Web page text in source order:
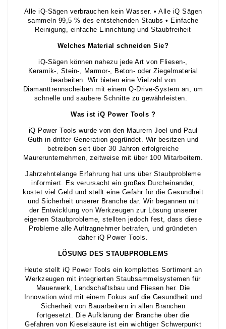
Alle iQ-Sägen verbrauchen kein Wasser. • Alle iQ Sägen
sammeln 99,5 % des entstehenden Staubs • Einfache
Reinigung, einfache Einrichtung und Staubfreiheit
Welches Material schneiden Sie?
iQ-Sägen können nahezu jede Art von Fliesen-,
Keramik-, Stein-, Marmor-, Beton- oder Ziegelmaterial
bearbeiten. Wir bieten eine Vielzahl von
Diamanttrennscheiben mit einem Q-Drive-System an, um
schnelle und saubere Schnitte zu gewährleisten.
Was ist iQ Power Tools ?
iQ Power Tools wurde von den Maurern Joel und Paul
Guth in dritter Generation gegründet. Wir besitzen und
betreiben seit über 30 Jahren erfolgreiche
Maurerunternehmen, zeitweise mit über 100 Mitarbeitern.
Jahrzehntelange Erfahrung hat uns über Staubprobleme
informiert. Es verursacht ein großes Durcheinander,
kostet viel Geld und stellt eine Gefahr für die Gesundheit
und Sicherheit unserer Branche dar. Wir begannen mit
der Entwicklung von Werkzeugen zur Lösung unserer
eigenen Staubprobleme, stellten jedoch fest, dass diese
Probleme alle Auftragnehmer betrafen, und gründeten
daher iQ Power Tools.
LÖSUNG DES STAUBPROBLEMS
Heute stellt iQ Power Tools ein komplettes Sortiment an
Werkzeugen mit integrierten Staubsammelsystemen für
Mauerwerk, Landschaftsbau und Fliesen her. Die
Innovation wird mit einem Fokus auf die Gesundheit und
Sicherheit von Bauarbeitern in allen Branchen
fortgesetzt. Die Aufklärung der Branche über die
Gefahren von Kieselsäure ist ein wichtiger Schwerpunkt